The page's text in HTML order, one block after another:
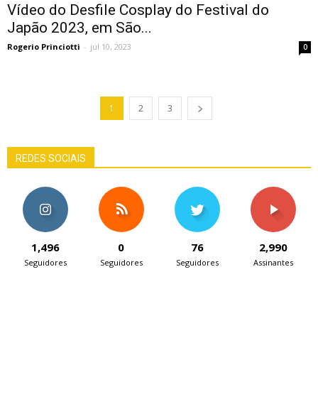
Vídeo do Desfile Cosplay do Festival do
Japão 2023, em São...
Rogerio Princiotti - jul 10, 2023 0
1 2 3
REDES SOCIAIS
1,496
Seguidores
0
Seguidores
76
Seguidores
2,990
Assinantes